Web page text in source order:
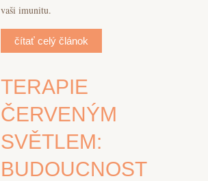
vaši imunitu.
čítať celý článok
TERAPIE
ČERVENÝM
SVĚTLEM:
BUDOUCNOST